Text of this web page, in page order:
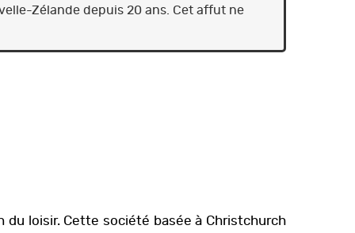
Zélande depuis 20 ans. Cet affut ne
loisir. Cette société basée à Christchurch